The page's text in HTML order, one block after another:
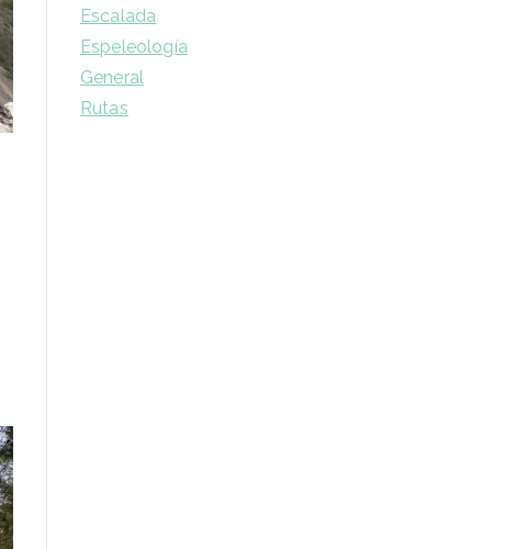
Escalada
Espeleología
General
Rutas